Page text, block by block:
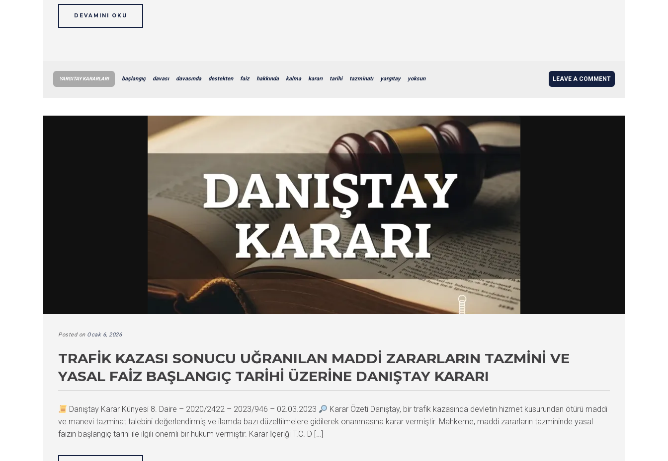
DEVAMINI OKU
YARGITAY KARARLARI başlangıç davası davasında destekten faiz hakkında kalma kararı tarihi tazminatı yargıtay yoksun LEAVE A COMMENT
Posted on Ocak 6, 2026
TRAFIK KAZASI SONUCU UĞRANILAN MADDI ZARARLARIN TAZMINI VE
YASAL FAIZ BAŞLANGIÇ TARIHI ÜZERINE DANIŞTAY KARARI
Danıştay Karar Künyesi 8. Daire – 2020/2422 – 2023/946 – 02.03.2023
Karar Özeti Danıştay, bir trafik kazasında devletin hizmet kusurundan ötürü maddi
ve manevi tazminat talebini değerlendirmiş ve ilamda bazı düzeltilmelere gidilerek onanmasına karar vermiştir. Mahkeme, maddi zararların tazmininde yasal
faizin başlangıç tarihi ile ilgili önemli bir hüküm vermiştir. Karar İçeriği T.C. D […]